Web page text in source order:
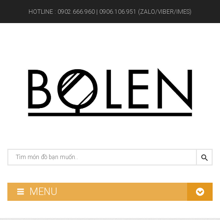
HOTLINE : 0902.666.960 | 0906.106.951 (ZALO/VIBER/IMES)
MENU